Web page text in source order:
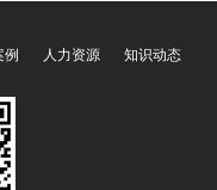
对比产品性能
可以选到合适
厂家。关键
器厂家选择指
现更
例 人力资源 知识动态